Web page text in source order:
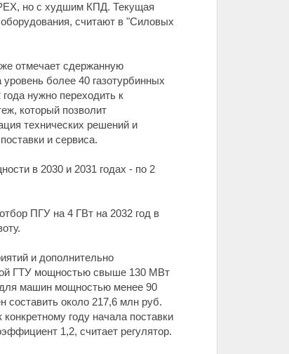
но с худшим КПД. Текущая
считают в "Силовых
отмечает сдержанную
более 40 газотурбинных
нужно переходить к
который позволит
технических решений и
и сервиса.
в 2030 и 2031 годах - по 2
ПГУ на 4 ГВт на 2032 год в
и дополнительно
ГТУ мощностью свыше 130 МВт
машин мощностью менее 90
около 217,6 млн руб.
году начала поставки
1,2, считает регулятор.